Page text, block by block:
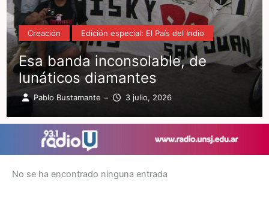
Creación Edición especial: El País del Indio
Esa banda inconsolable, de
lunáticos diamantes
Pablo Bustamante – 3 julio, 2026
No se ha encontrado ninguna entrada